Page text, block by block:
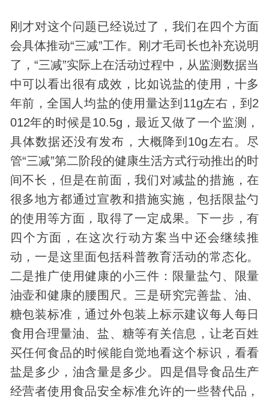
刚才对这个问题已经说过了，我们在四个方面
会具体推动“三减”工作。刚才毛司长也补充说明
了，“三减”实际上在活动过程中，从监测数据当
中可以看出很有成效，比如说盐的使用，十多
年前，全国人均盐的使用量达到11g左右，到2
012年的时候是10.5g，最近又做了一个监测，
具体数据还没有发布，大概降到10g左右。尽
管“三减”第二阶段的健康生活方式行动推出的时
间不长，但是在前面，我们对减盐的措施，在
很多地方都通过宣教和措施实施，包括限盐勺
的使用等方面，取得了一定成果。下一步，有
四个方面，在这次行动方案当中还会继续推
动，一是这里面包括科普教育活动的常态化。
二是推广使用健康的小三件：限量盐勺、限量
油壶和健康的腰围尺。三是研究完善盐、油、
糖包装标准，通过外包装上标示建议每人每日
食用合理量油、盐、糖等有关信息，让老百姓
买任何食品的时候能自觉地看这个标识，看看
盐是多少，油含量是多少。四是倡导食品生产
经营者使用食品安全标准允许的一些替代品，